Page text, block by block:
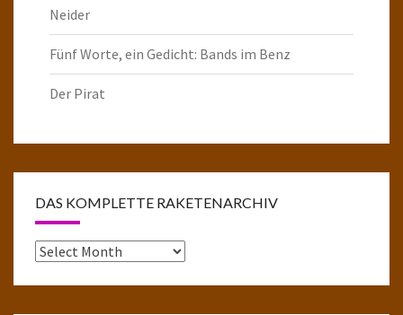
Neider
Fünf Worte, ein Gedicht: Bands im Benz
Der Pirat
DAS KOMPLETTE RAKETENARCHIV
Das